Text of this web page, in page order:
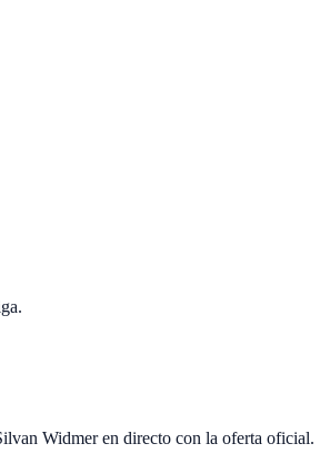
Widmer en directo con la oferta oficial.